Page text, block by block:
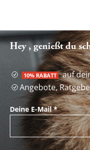
Hey , genießt du
10% RABATT auf
Angebote,
Deine E-Mail*